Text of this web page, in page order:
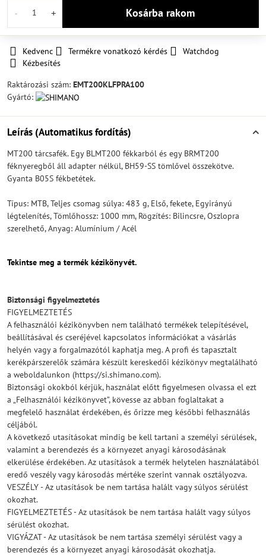
Kosárba rakom
Kedvenc Termékre vonatkozó kérdés
Watchdog
Kézbesítés
Raktározási szám: EMT200KLFPRA100
Gyártó:
Leírás (Automatikus fordítás)
MT200 tárcsafék. Egy BLMT200 fékkarból és egy BRMT200
féknyeregből áll adapter nélkül, BH59-SS tömlővel összekötve.
Gyanta B05S fékbetétek.
Típus: MTB, Teljes csomag súlya: 483 g, Első, fekete, Egyirányú
légtelenítés, Tömlőhossz: 1000 mm, Rögzítés: Bilincsre, Oszlopra
szerelhető, Anyag: Alumínium / Acél
Tekintse meg a termék kézikönyvét.
Biztonsági figyelmeztetés
FIGYELMEZTETÉS
A felhasználói kézikönyvben nem található termékek telepítésével,
beállításával és cseréjével kapcsolatos információkat a vásárlás
helyén vagy a forgalmazótól kaphatja meg. A profi és tapasztalt
kerékpárszerelők számára készült kereskedői kézikönyv megtalálható
a weboldalunkon (https://si.shimano.com).
Biztonsági okokból kérjük, használat előtt figyelmesen olvassa el ezt
a „Felhasználói kézikönyvet”, kövesse az abban foglaltakat a
megfelelő használat érdekében, és őrizze meg későbbi felhasználás
céljából.
A következő utasításokat mindig be kell tartani a személyi sérülések,
valamint a berendezés és a környezet anyagi károsodásának
elkerülése érdekében. Az utasítások a termék helytelen használatából
eredő veszély vagy károsodás mértéke szerint vannak osztályozva.
VESZÉLY - Az utasítások be nem tartása halált vagy súlyos sérülést
okozhat.
FIGYELMEZTETÉS - Az utasítások be nem tartása halált vagy súlyos
sérülést okozhat.
VIGYÁZAT - Az utasítások be nem tartása személyi sérülést vagy a
berendezés és a környezet anyagi károsodását okozhatja.